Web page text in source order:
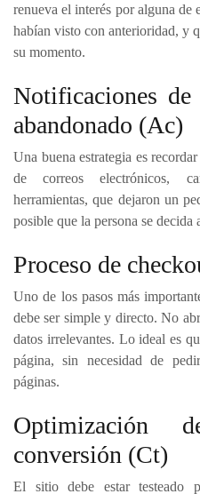
renueva el interés por alguna
habían visto con anterioridad, y
su momento.
Notificaciones
abandonado (Ac)
Una buena estrategia es
de correos electrónicos,
herramientas, que dejaron un
posible que la persona se decida
Proceso de
Uno de los pasos más
debe ser simple y directo. No
datos irrelevantes. Lo ideal es
página, sin necesidad de
páginas.
conversión (Ct)
El sitio debe estar testeado